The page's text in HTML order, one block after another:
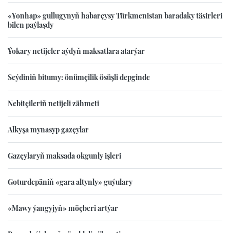
«Yonhap» gullugynyň habarçysy Türkmenistan baradaky täsirleri
bilen paýlaşdy
Ýokary netijeler aýdyň maksatlara atarýar
Seýdiniň bitumy: önümçilik ösüşli depginde
Nebitçileriň netijeli zähmeti
Alkyşa mynasyp gazçylar
Gazçylaryň maksada okgunly işleri
Goturdepäniň «gara altynly» guýulary
«Mawy ýangyjyň» möçberi artýar